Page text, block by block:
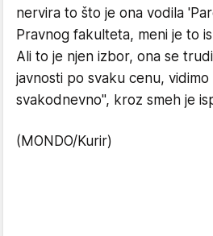
nervira to što je ona vodila
Pravnog fakulteta, meni je to
Ali to je njen izbor, ona se
javnosti po svaku cenu, vidimo
svakodnevno", kroz smeh je
(MONDO/Kurir)